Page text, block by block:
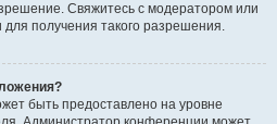
Свяжитесь с модератором или
получения такого разрешения.
быть предоставлено на уровне